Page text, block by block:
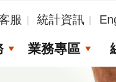
服 統計資訊
業務專區